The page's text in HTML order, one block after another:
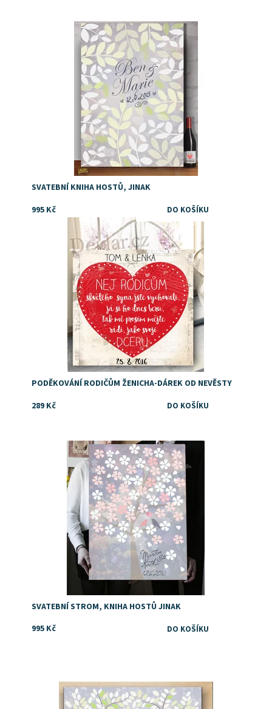
Dostupnost: Skladem
SVATEBNÍ KNIHA HOSTŮ, JINAK
995 Kč
Dostupnost:
Skladem
PODĚKOVÁNÍ RODIČŮM ŽENICHA-DÁREK OD NEVĚSTY
289 Kč
Dostupnost: Skladem
SVATEBNÍ STROM, KNIHA HOSTŮ JINAK
995 Kč